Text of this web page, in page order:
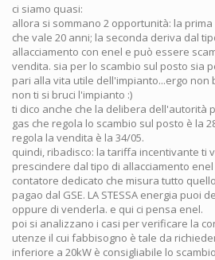
ci siamo quasi:
allora si sommano 2 opportunità: la
che vale 20 anni; la seconda deriva dal
allacciamento con enel e può essere
vendita. sia per lo scambio sul posto sia
pari alla vita utile dell'impianto...ergo non
non ti si bruci l'impianto :)
ti dico anche che la delibera dell'autorità
gas che regola lo scambio sul posto è la
regola la vendita è la 34/05.
quindi, ribadisco: la tariffa incentivante ti
prescindere dal tipo di allacciamento enel
contatore dedicato che misura tutto
pagao dal GSE. LA STESSA energia puoi
oppure di venderla. e qui ci pensa enel.
poi si analizzano i casi per verificare la
utenze il cui fabbisogno è tale da
inferiore a 20kW è consigliabile lo